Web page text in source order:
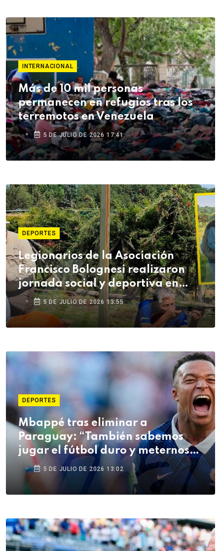
INTERNACIONAL
Más de 10 mil personas
permanecen en refugios tras los
terremotos en Venezuela
5 DE JULIO DE 2026 17:41
DEPORTES
Legionarios de la Asociación
Francisco Bolognesi realizaron
jornada social y deportiva en
Arequipa
5 DE JULIO DE 2026 13:55
DEPORTES
Mbappé tras eliminar a
Paraguay: “También sabemos
jugar el fútbol duro y meternos
en la pelea”
5 DE JULIO DE 2026 13:02